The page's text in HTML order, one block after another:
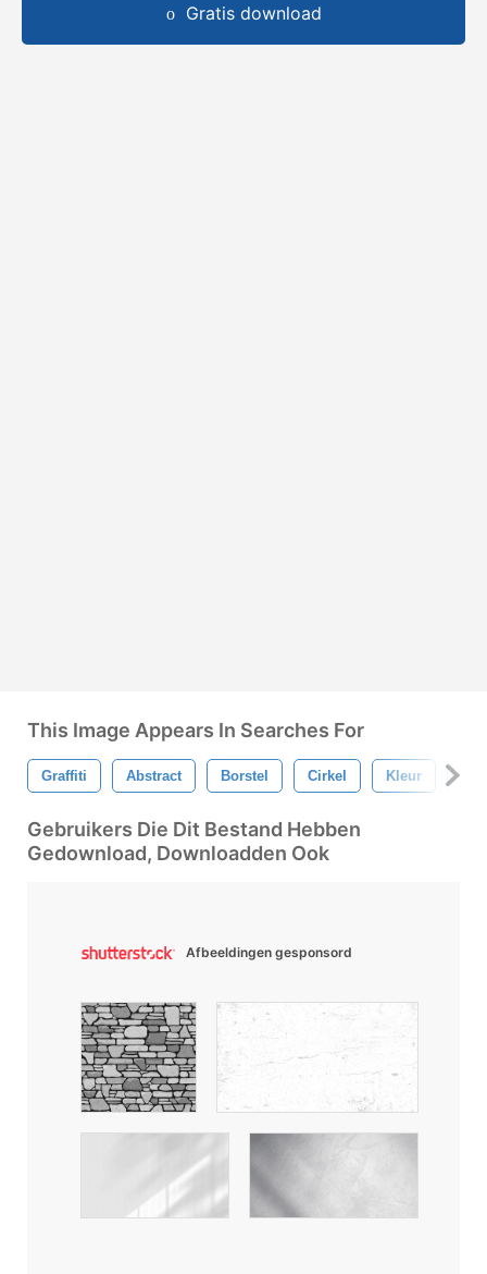
Gratis download
This Image Appears In Searches For
Graffiti Abstract Borstel Cirkel Kleur
Gebruikers Die Dit Bestand Hebben
Gedownload, Downloadden Ook
Afbeeldingen gesponsord